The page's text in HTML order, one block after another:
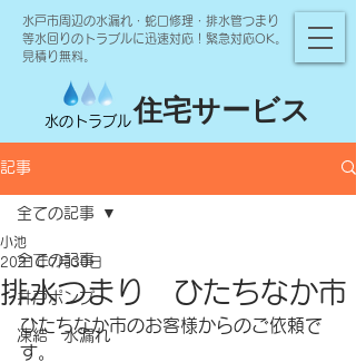
水戸市周辺の水漏れ・蛇口修理・排水管つまり
等水回りのトラブルに迅速対応！緊急対応OK。
見積り無料。
水のトラブル住宅サービス
記事
全ての記事
井戸ポンプ
凍結 水漏れ
全ての記事
排水つまり ひたちなか市
小池
2021年7月30日
ひたちなか市のお客様からのご依頼で
す。